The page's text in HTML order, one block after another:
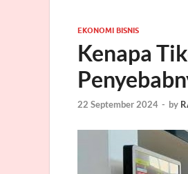
EKONOMI BISNIS
Kenapa
22 September 2024 - by